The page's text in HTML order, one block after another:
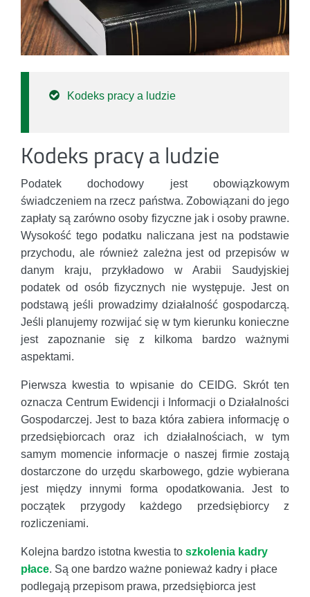
Kodeks pracy a ludzie
Kodeks pracy a ludzie
Podatek dochodowy jest obowiązkowym
świadczeniem na rzecz państwa. Zobowiązani do jego
zapłaty są zarówno osoby fizyczne jak i osoby prawne.
Wysokość tego podatku naliczana jest na podstawie
przychodu, ale również zależna jest od przepisów w
danym kraju, przykładowo w Arabii Saudyjskiej
podatek od osób fizycznych nie występuje. Jest on
podstawą jeśli prowadzimy działalność gospodarczą.
Jeśli planujemy rozwijać się w tym kierunku konieczne
jest zapoznanie się z kilkoma bardzo ważnymi
aspektami.
Pierwsza kwestia to wpisanie do CEIDG. Skrót ten
oznacza Centrum Ewidencji i Informacji o Działalności
Gospodarczej. Jest to baza która zabiera informację o
przedsiębiorcach oraz ich działalnościach, w tym
samym momencie informacje o naszej firmie zostają
dostarczone do urzędu skarbowego, gdzie wybierana
jest między innymi forma opodatkowania. Jest to
początek przygody każdego przedsiębiorcy z
rozliczeniami.
Kolejna bardzo istotna kwestia to szkolenia kadry
płace. Są one bardzo ważne ponieważ kadry i płace
podlegają przepisom prawa, przedsiębiorca jest